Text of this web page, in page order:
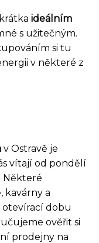
ideálním
s užitečným.
si tu
v některé z
v Ostravě je
vítají od pondělí
. Některé
kavárny a
dobu
ověřit si
prodejny na